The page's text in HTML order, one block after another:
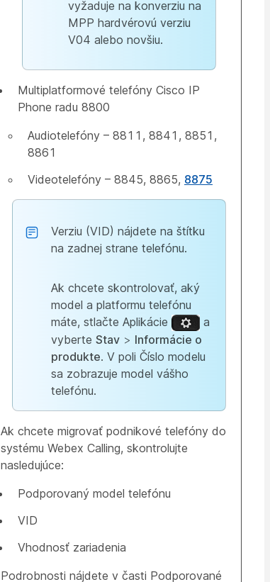
vyžaduje na konverziu na
MPP hardvérovú verziu
V04 alebo novšiu.
Multiplatformové telefóny Cisco IP
Phone radu 8800
Audiotelefóny – 8811, 8841, 8851,
8861
Videotelefóny – 8845, 8865, 8875
Verziu (VID) nájdete na štítku
na zadnej strane telefónu.
Ak chcete skontrolovať, aký
model a platformu telefónu
máte, stlačte Aplikácie
a
vyberte Stav > Informácie o
produkte. V poli Číslo modelu
sa zobrazuje model vášho
telefónu.
Ak chcete migrovať podnikové telefóny do
systému Webex Calling, skontrolujte
nasledujúce:
Podporovaný model telefónu
VID
Vhodnosť zariadenia
Podrobnosti nájdete v časti Podporované